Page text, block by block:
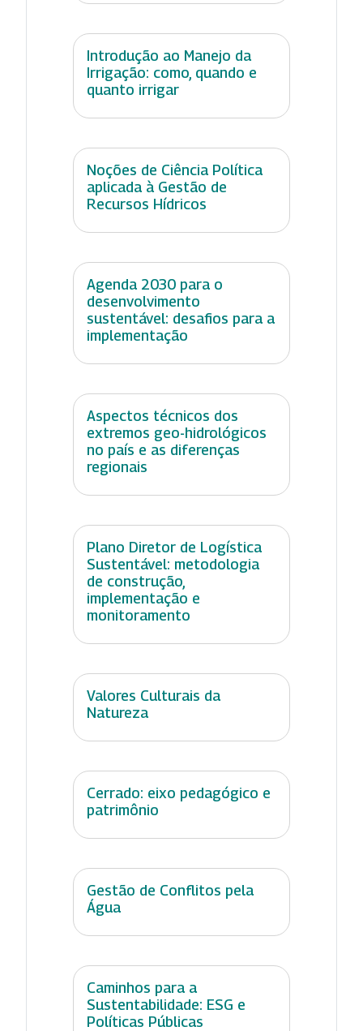
Introdução ao Manejo da
Irrigação: como, quando e
quanto irrigar
Noções de Ciência Política
aplicada à Gestão de
Recursos Hídricos
Agenda 2030 para o
desenvolvimento
sustentável: desafios para a
implementação
Aspectos técnicos dos
extremos geo-hidrológicos
no país e as diferenças
regionais
Plano Diretor de Logística
Sustentável: metodologia
de construção,
implementação e
monitoramento
Valores Culturais da
Natureza
Cerrado: eixo pedagógico e
patrimônio
Gestão de Conflitos pela
Água
Caminhos para a
Sustentabilidade: ESG e
Políticas Públicas